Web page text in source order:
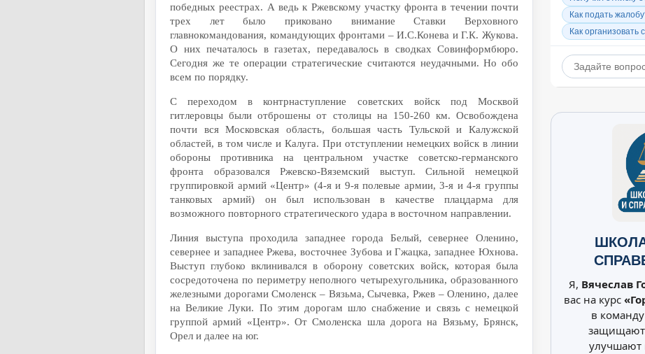
победных реестрах. А ведь к Ржевскому участку фронта в течении почти
трех лет было приковано внимание Ставки Верховного
главнокомандования, командующих фронтами – И.С.Конева и Г.К. Жукова.
О них печаталось в газетах, передавалось в сводках Совинформбюро.
Сегодня же те операции стратегические считаются неудачными. Но обо
всем по порядку.
С переходом в контрнаступление советских войск под Москвой
гитлеровцы были отброшены от столицы на 150-260 км. Освобождена
почти вся Московская область, большая часть Тульской и Калужской
областей, в том числе и Калуга. При отступлении немецких войск в линии
обороны противника на центральном участке советско-германского
фронта образовался Ржевско-Вяземский выступ. Сильной немецкой
группировкой армий «Центр» (4-я и 9-я полевые армии, 3-я и 4-я группы
танковых армий) он был использован в качестве плацдарма для
возможного повторного стратегического удара в восточном направлении.
Линия выступа проходила западнее города Белый, севернее Оленино,
севернее и западнее Ржева, восточнее Зубова и Гжацка, западнее Юхнова.
Выступ глубоко вклинивался в оборону советских войск, которая была
сосредоточена по периметру неполного четырехугольника, образованного
железными дорогами Смоленск – Вязьма, Сычевка, Ржев – Оленино, далее
на Великие Луки. По этим дорогам шло снабжение и связь с немецкой
группой армий «Центр». От Смоленска шла дорога на Вязьму, Брянск,
Орел и далее на юг.
Я, Вячеслав
вас на курс
в
защищают
улучшают